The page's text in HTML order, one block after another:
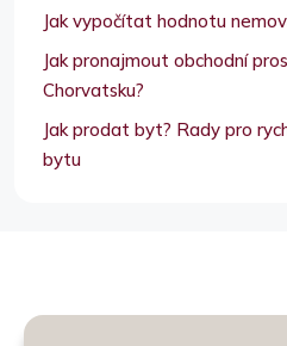
Jak vypočítat hodnotu
Jak pronajmout obchodní
Chorvatsku?
Jak prodat byt? Rady pro
bytu